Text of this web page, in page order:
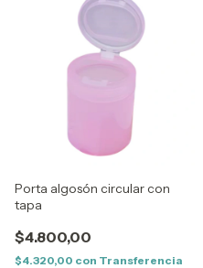
Porta algosón circular con
tapa
$4.800,00
$4.320,00 con Transferencia